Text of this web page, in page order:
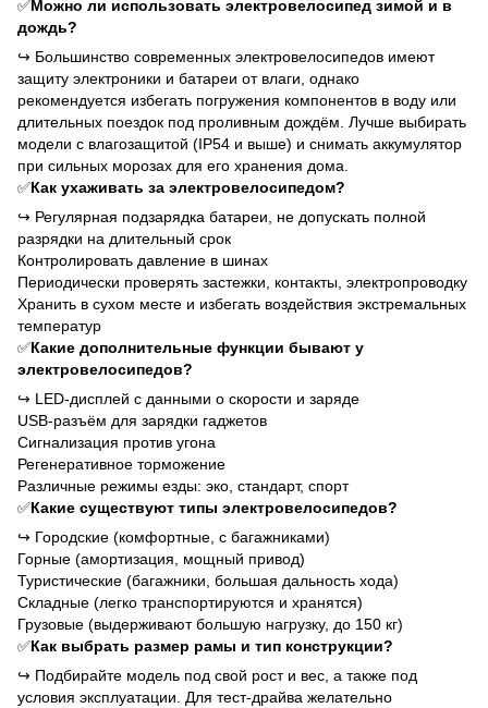
✅Можно ли использовать электровелосипед зимой и в
дождь?
↪ Большинство современных электровелосипедов имеют
защиту электроники и батареи от влаги, однако
рекомендуется избегать погружения компонентов в воду или
длительных поездок под проливным дождём. Лучше выбирать
модели с влагозащитой (IP54 и выше) и снимать аккумулятор
при сильных морозах для его хранения дома.
✅Как ухаживать за электровелосипедом?
↪ Регулярная подзарядка батареи, не допускать полной
разрядки на длительный срок
Контролировать давление в шинах
Периодически проверять застежки, контакты, электропроводку
Хранить в сухом месте и избегать воздействия экстремальных
температур
✅Какие дополнительные функции бывают у
электровелосипедов?
↪ LED-дисплей с данными о скорости и заряде
USB-разъём для зарядки гаджетов
Сигнализация против угона
Регенеративное торможение
Различные режимы езды: эко, стандарт, спорт
✅Какие существуют типы электровелосипедов?
↪ Городские (комфортные, с багажниками)
Горные (амортизация, мощный привод)
Туристические (багажники, большая дальность хода)
Складные (легко транспортируются и хранятся)
Грузовые (выдерживают большую нагрузку, до 150 кг)
✅Как выбрать размер рамы и тип конструкции?
↪ Подбирайте модель под свой рост и вес, а также под
условия эксплуатации. Для тест-драйва желательно